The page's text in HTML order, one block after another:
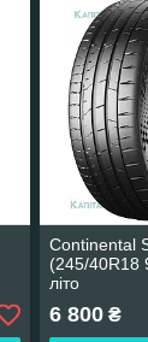
Continental
(245/40R18
літо
6 800₴